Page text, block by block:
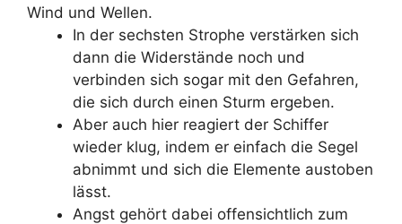
Wind und Wellen.
In der sechsten Strophe verstärken sich
dann die Widerstände noch und
verbinden sich sogar mit den Gefahren,
die sich durch einen Sturm ergeben.
Aber auch hier reagiert der Schiffer
wieder klug, indem er einfach die Segel
abnimmt und sich die Elemente austoben
lässt.
Angst gehört dabei offensichtlich zum